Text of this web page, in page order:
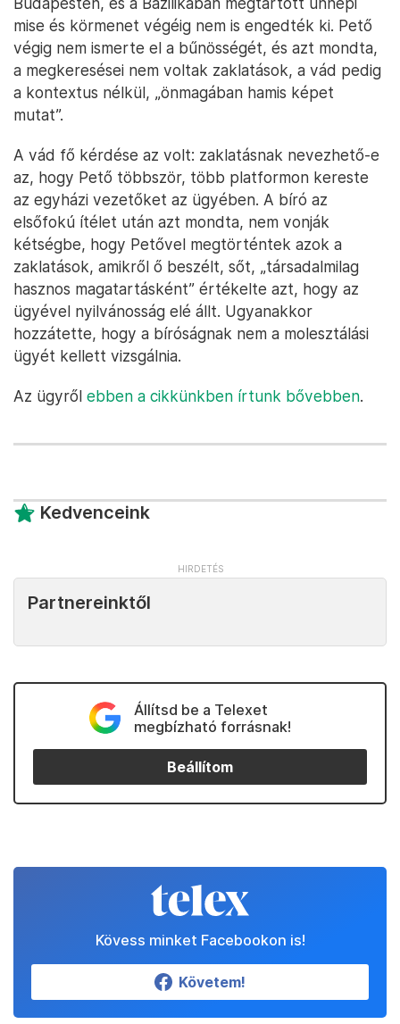
mise és körmenet végéig nem is engedték ki. Pető
végig nem ismerte el a bűnösségét, és azt mondta,
a megkeresései nem voltak zaklatások, a vád pedig
a kontextus nélkül, „önmagában hamis képet
mutat”.
A vád fő kérdése az volt: zaklatásnak nevezhető-e
az, hogy Pető többször, több platformon kereste
az egyházi vezetőket az ügyében. A bíró az
elsőfokú ítélet után azt mondta, nem vonják
kétségbe, hogy Petővel megtörténtek azok a
zaklatások, amikről ő beszélt, sőt, „társadalmilag
hasznos magatartásként” értékelte azt, hogy az
ügyével nyilvánosság elé állt. Ugyanakkor
hozzátette, hogy a bíróságnak nem a molesztálási
ügyét kellett vizsgálnia.
Az ügyről ebben a cikkünkben írtunk bővebben.
Kedvenceink
Partnereinktől
Állítsd be a Telexet
megbízható forrásnak!
Beállítom
Kövess minket Facebookon is!
Követem!